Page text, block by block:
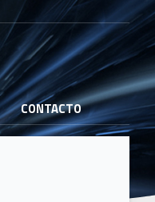
CONTACTO